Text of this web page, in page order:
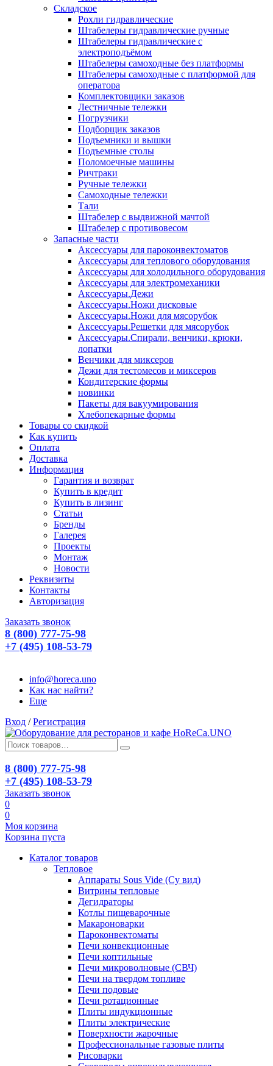
Складское
Рохли гидравлические
Штабелеры гидравлические ручные
Штабелеры гидравлические с
электроподъёмом
Штабелеры самоходные без платформы
Штабелеры самоходные с платформой для
оператора
Комплектовщики заказов
Лестничные тележки
Погрузчики
Подборщик заказов
Подъемники и вышки
Подъемные столы
Поломоечные машины
Ричтраки
Ручные тележки
Самоходные тележки
Тали
Штабелер с выдвижной мачтой
Штабелер с противовесом
Запасные части
Аксессуары для пароконвектоматов
Аксессуары для теплового оборудования
Аксессуары для холодильного оборудования
Аксессуары для электромеханики
Аксессуары.Дежи
Аксессуары.Ножи дисковые
Аксессуары.Ножи для мясорубок
Аксессуары.Решетки для мясорубок
Аксессуары.Спирали, венчики, крюки,
лопатки
Венчики для миксеров
Дежи для тестомесов и миксеров
Кондитерские формы
новинки
Пакеты для вакуумирования
Хлебопекарные формы
Товары со скидкой
Как купить
Оплата
Доставка
Информация
Гарантия и возврат
Купить в кредит
Купить в лизинг
Статьи
Бренды
Галерея
Проекты
Монтаж
Новости
Реквизиты
Контакты
Авторизация
Заказать звонок
8 (800) 777-75-98
+7 (495) 108-53-79
info@horeca.uno
Как нас найти?
Еще
Вход / Регистрация
8 (800) 777-75-98
+7 (495) 108-53-79
Заказать звонок
0
0
Моя корзина
Корзина пуста
Каталог товаров
Тепловое
Аппараты Sous Vide (Су вид)
Витрины тепловые
Дегидраторы
Котлы пищеварочные
Макароноварки
Пароконвектоматы
Печи конвекционные
Печи коптильные
Печи микроволновые (СВЧ)
Печи на твердом топливе
Печи подовые
Печи ротационные
Плиты индукционные
Плиты электрические
Поверхности жарочные
Профессиональные газовые плиты
Рисоварки